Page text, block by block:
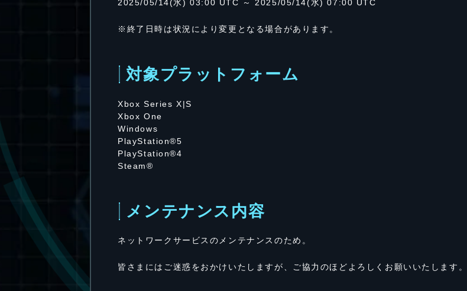
2025/05/14(水) 03:00 UTC ～ 2025/05/14(水) 07:00 UTC
※終了日時は状況により変更となる場合があります。
対象プラットフォーム
Xbox Series X|S
Xbox One
Windows
PlayStation®5
PlayStation®4
Steam®
メンテナンス内容
ネットワークサービスのメンテナンスのため。
皆さまにはご迷惑をおかけいたしますが、ご協力のほどよろしくお願いいたします。